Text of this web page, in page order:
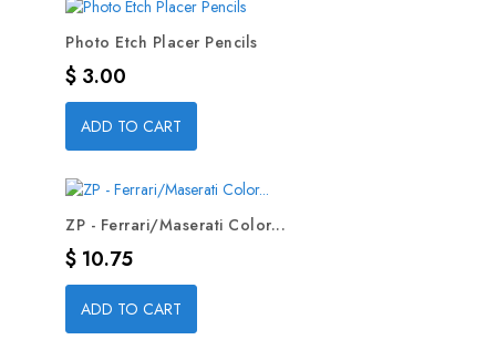
Photo Etch Placer Pencils
Precio
$ 3.00
ADD TO CART
ZP - Ferrari/Maserati Color...
Precio
$ 10.75
ADD TO CART